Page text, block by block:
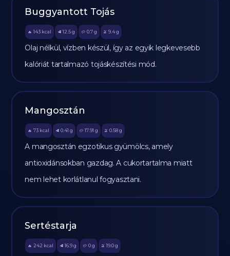
Buggyantott Tojás
🔥 143 kcal 🥩 12.5 g 🥔 0.7g 🫒 9.4 g
Olaj nélkül, vízben készül, így az egyik legkevesebb
kalóriát tartalmazó tojáskészítési mód.
Mangosztán
🔥 73 kcal 🥩 0.41 g 🥔 17.91 g 🫒 0.58 g
A mangosztán egzotikus gyümölcs, amely
antioxidánsokban gazdag. A cukortartalma miatt
nem lehet korlátlanul fogyasztani.
Sertéstarja
🔥 242 kcal 🥩 16.9 g 🥔 0g 🫒 19.0 g